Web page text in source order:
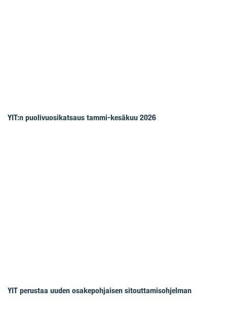
YIT:n puolivuosikatsaus tammi-kesäkuu 2026
YIT perustaa uuden osakepohjaisen sitouttamisohjelman